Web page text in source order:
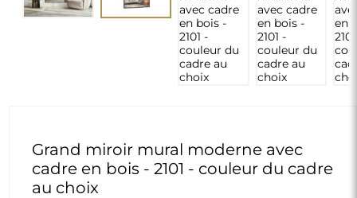
Grand miroir mural moderne avec
cadre en bois - 2101 - couleur du cadre
au choix